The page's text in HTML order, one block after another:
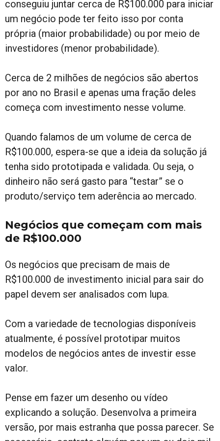
conseguiu juntar cerca de R$100.000 para iniciar
um negócio pode ter feito isso por conta
própria (maior probabilidade) ou por meio de
investidores (menor probabilidade).
Cerca de 2 milhões de negócios são abertos
por ano no Brasil e apenas uma fração deles
começa com investimento nesse volume.
Quando falamos de um volume de cerca de
R$100.000, espera-se que a ideia da solução já
tenha sido prototipada e validada. Ou seja, o
dinheiro não será gasto para “testar” se o
produto/serviço tem aderência ao mercado.
Negócios que começam com mais
de R$100.000
Os negócios que precisam de mais de
R$100.000 de investimento inicial para sair do
papel devem ser analisados com lupa.
Com a variedade de tecnologias disponíveis
atualmente, é possível prototipar muitos
modelos de negócios antes de investir esse
valor.
Pense em fazer um desenho ou vídeo
explicando a solução. Desenvolva a primeira
versão, por mais estranha que possa parecer. Se